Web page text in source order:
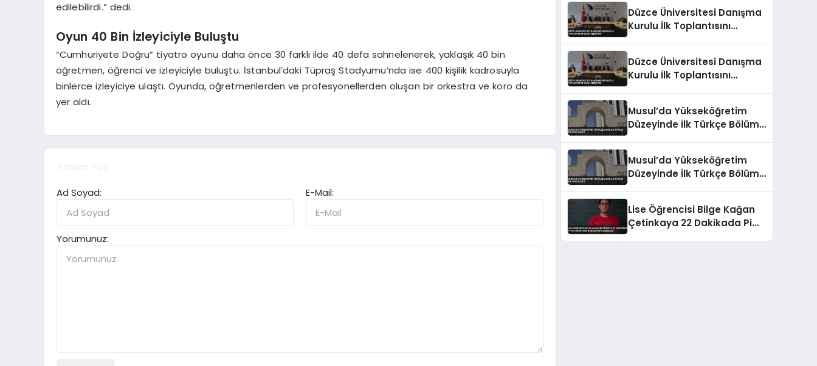
edilebilirdi.” dedi.
Oyun 40 Bin İzleyiciyle Buluştu
“Cumhuriyete Doğru” tiyatro oyunu daha önce 30 farklı ilde 40 defa sahnelenerek, yaklaşık 40 bin
öğretmen, öğrenci ve izleyiciyle buluştu. İstanbul’daki Tüpraş Stadyumu’nda ise 400 kişilik kadrosuyla
binlerce izleyiciye ulaştı. Oyunda, öğretmenlerden ve profesyonellerden oluşan bir orkestra ve koro da
yer aldı.
Ad Soyad:
E-Mail:
Yorumunuz:
Düzce Üniversitesi Danışma
Kurulu İlk Toplantısını
Düzce Üniversitesi Danışma
Kurulu İlk Toplantısını
Musul’da Yükseköğretim
Düzeyinde İlk Türkçe Bölümü
Musul’da Yükseköğretim
Düzeyinde İlk Türkçe Bölümü
Lise Öğrencisi Bilge Kağan
Çetinkaya 22 Dakikada Pi